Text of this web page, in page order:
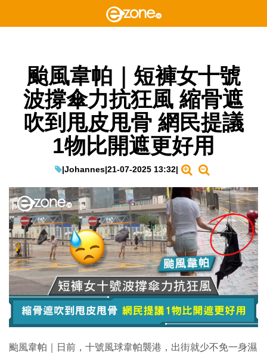
颱風韋帕｜短褲女十號
波撐傘力抗狂風 縮骨遮
吹到甩皮甩骨 網民提議
1物比開遮更好用
|Johannes|21-07-2025 13:32|
颱風韋帕｜日前，十號風球韋帕襲港，出街就少不免一身濕